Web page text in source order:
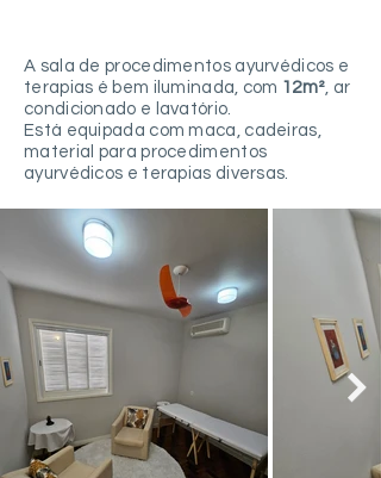
A sala de procedimentos ayurvédicos e
terapias é bem iluminada, com 12m², ar
condicionado e lavatório.
Está equipada com maca, cadeiras,
material para procedimentos
ayurvédicos e terapias diversas.